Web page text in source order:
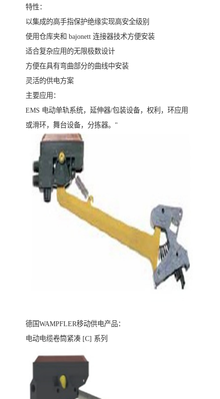
特性：
以集成的高手指保护绝缘实现高安全级别
使用仓库夹和 bajonett 连接器技术方便安装
适合复杂应用的无限极数设计
方便在具有弯曲部分的曲线中安装
灵活的供电方案
主要应用：
EMS 电动单轨系统，延伸器/包装设备，权利，环应用
或滑环，舞台设备，分拣器。"
德国WAMPFLER移动供电产品：
电动电缆卷筒紧凑 [C] 系列